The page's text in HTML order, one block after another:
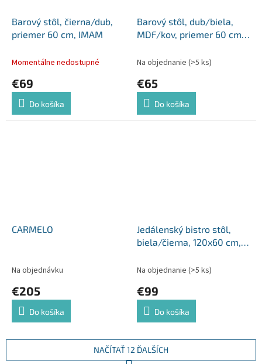
Barový stôl, čierna/dub,
priemer 60 cm, IMAM
Momentálne nedostupné
€69
Do košíka
Barový stôl, dub/biela,
MDF/kov, priemer 60 cm,
Na objednanie (>5 ks)
€65
Do košíka
CARMELO
Na objednávku
€205
Do košíka
Jedálenský bistro stôl,
biela/čierna, 120x60 cm,
Na objednanie (>5 ks)
€99
Do košíka
NAČÍTAŤ 12 ĎALŠÍCH